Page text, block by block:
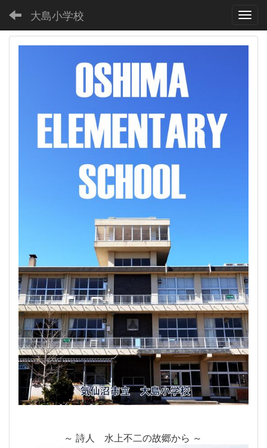
大島小学校
～ 詩人 水上不二の故郷から ～